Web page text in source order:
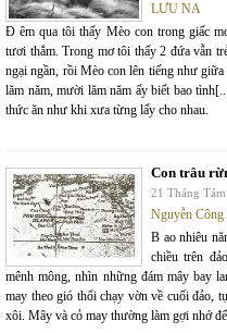
LƯU NA
Đ êm qua tôi thấy Mèo con trong giấc
tươi thắm. Trong mơ tôi thấy 2 đứa vẫn
ngại ngần, rồi Mèo con lên tiếng như
lăm năm, mười lăm năm ấy biết bao
thức ăn như khi xưa từng lấy cho nhau.
Con trâu
21 Tháng Tám
Nguyễn Công
B ao nhiêu
chiều trên
mênh mông, nhìn những đám mây bay
may theo gió thổi chạy vờn về cuối đảo,
xôi. Mây và cỏ may thường làm gợi nhớ